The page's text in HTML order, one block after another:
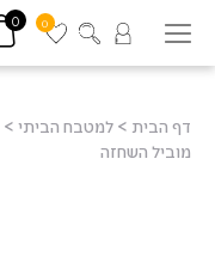
0
0
דף הבית > למטבח הביתי >
מוביל השחזה